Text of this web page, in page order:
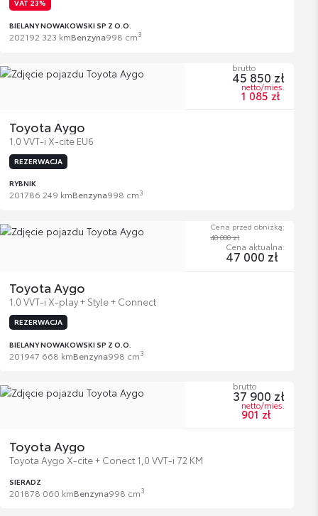
VAT 23%
BIELANY NOWAKOWSKI SP Z O.O.
202192 323 kmBenzyna998 cm3
Toyota Aygo
1.0 VVT-i X-cite EU6
REZERWACJA
RYBNIK
201786 249 kmBenzyna998 cm3
brutto
45 850 zł
netto/mies.
1 085 zł
Toyota Aygo
1.0 VVT-i X-play + Style + Connect
REZERWACJA
BIELANY NOWAKOWSKI SP Z O.O.
201947 668 kmBenzyna998 cm3
Cena przed obniżką:
48 000 zł
Cena aktualna:
47 000 zł
Toyota Aygo
Toyota Aygo X-cite + Conect 1,0 VVT-i 72 KM
SIERADZ
201878 060 kmBenzyna998 cm3
brutto
37 900 zł
netto/mies.
901 zł